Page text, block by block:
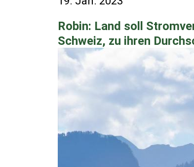
Robin: Land soll
Schweiz, zu ihren